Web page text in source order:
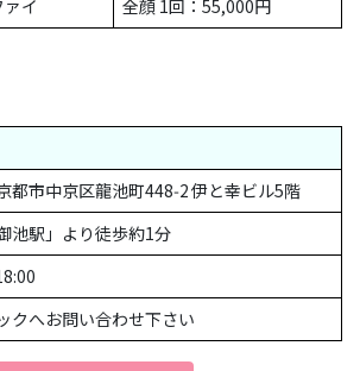
イ
全顔 1回：55,000円
都市中京区龍池町448‑2 伊と幸ビル5階
池駅」より徒歩約1分
クへお問い合わせ下さい